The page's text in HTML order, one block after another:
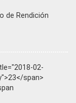
de Rendición
02-
span>